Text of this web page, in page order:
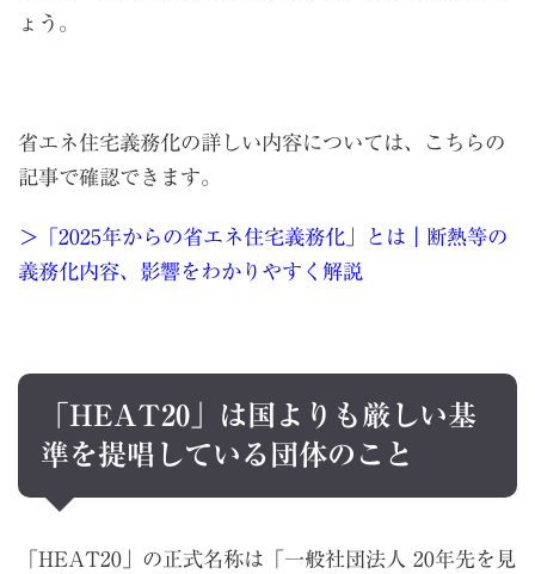
ょう。
省エネ住宅義務化の詳しい内容については、こちらの
記事で確認できます。
＞「2025年からの省エネ住宅義務化」とは｜断熱等の
義務化内容、影響をわかりやすく解説
「HEAT20」は国よりも厳しい基
準を提唱している団体のこと
「HEAT20」の正式名称は「一般社団法人 20年先を見